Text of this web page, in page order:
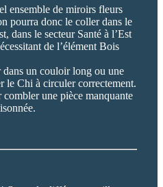
ensemble de miroirs fleurs
pourra donc le coller dans le
dans le secteur Santé à l’Est
de l’élément Bois
un couloir long ou une
le Chi à circuler correctement.
une pièce manquante